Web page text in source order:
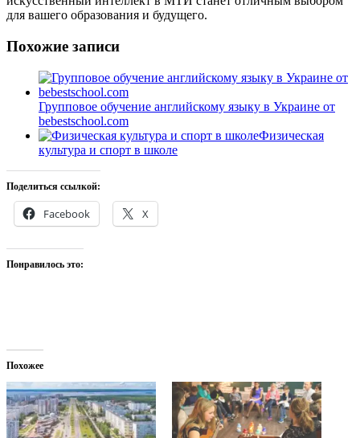
для вашего образования и будущего.
Похожие записи
Групповое обучение английскому языку в Украине от
bebestschool.com
Физическая
культура и спорт в школе
Поделиться ссылкой:
Facebook X
Понравилось это:
Похожее